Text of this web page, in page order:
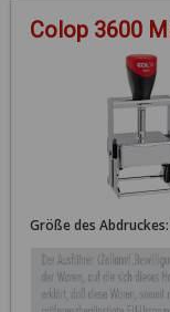
Colop 3600
Größe des Abdruckes: